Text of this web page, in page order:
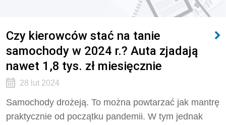
Czy kierowców stać na tanie
samochody w 2024 r.? Auta zjadają
nawet 1,8 tys. zł miesięcznie
28 lut 2024
Samochody drożeją. To można powtarzać jak mantrę
praktycznie od początku pandemii. W tym jednak